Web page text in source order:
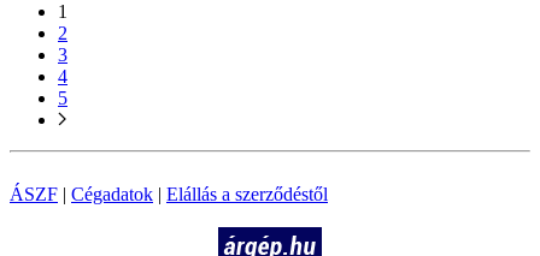
1
2
3
4
5
ÁSZF | Cégadatok | Elállás a szerződéstől